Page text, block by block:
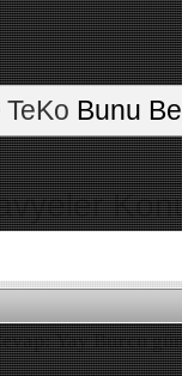
TeKo Bunu
Yay Burcu